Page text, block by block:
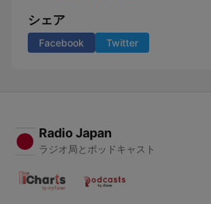
シェア
Facebook Twitter
Radio Japan
ラジオ局とポッドキャスト